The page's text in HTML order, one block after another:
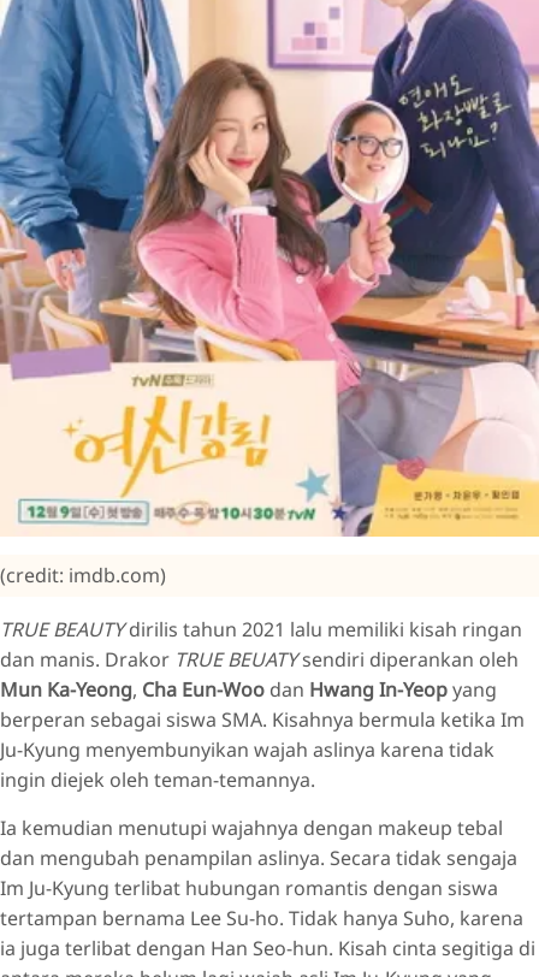
(credit: imdb.com)
TRUE BEAUTYdirilis tahun 2021 lalu memiliki kisah ringan
dan manis. Drakor TRUE BEUATYsendiri diperankan oleh
Mun Ka-Yeong, Cha Eun-Woo dan Hwang In-Yeopyang
berperan sebagai siswa SMA. Kisahnya bermula ketika Im
Ju-Kyung menyembunyikan wajah aslinya karena tidak
ingin diejek oleh teman-temannya.
Ia kemudian menutupi wajahnya dengan makeup tebal
dan mengubah penampilan aslinya. Secara tidak sengaja
Im Ju-Kyung terlibat hubungan romantis dengan siswa
tertampan bernama Lee Su-ho. Tidak hanya Suho, karena
ia juga terlibat dengan Han Seo-hun. Kisah cinta segitiga di